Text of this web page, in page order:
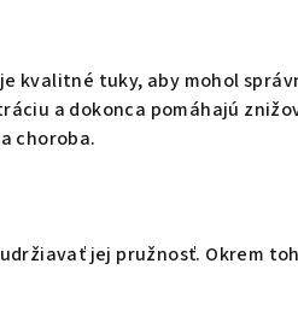
kvalitné tuky, aby mohol
a dokonca pomáhajú
choroba.
jej pružnosť. Okrem